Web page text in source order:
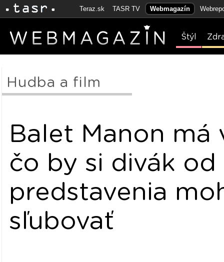
Teraz.sk TASR TV Webmagazín
Štýl
Hudba a film
Balet Manon má
čo by si divák od
predstavenia
sľubovať